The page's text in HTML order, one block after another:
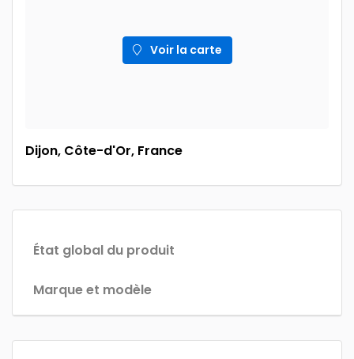
Voir la carte
Dijon, Côte-d'Or, France
État global du produit
Marque et modèle